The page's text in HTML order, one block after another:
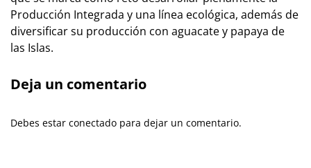
Producción Integrada y una línea ecológica, además de
diversificar su producción con aguacate y papaya de
las Islas.
Deja un comentario
Debes estar conectado para dejar un comentario.